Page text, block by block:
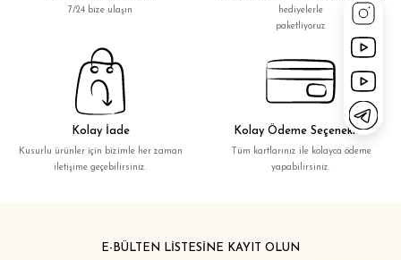
7/24 bize ulaşın
hediyelerle
paketliyoruz
Kolay İade
Kusurlu ürünler için bizimle her zaman
iletişime geçebilirsiniz.
Kolay Ödeme Seçenekleri
Tüm kartlarınız ile kolayca ödeme
yapabilirsiniz.
E-BÜLTEN LİSTESİNE KAYIT OLUN